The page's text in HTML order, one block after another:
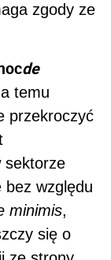
zgody ze
de
temu
przekroczyć
sektorze
bez względu
minimis,
się o